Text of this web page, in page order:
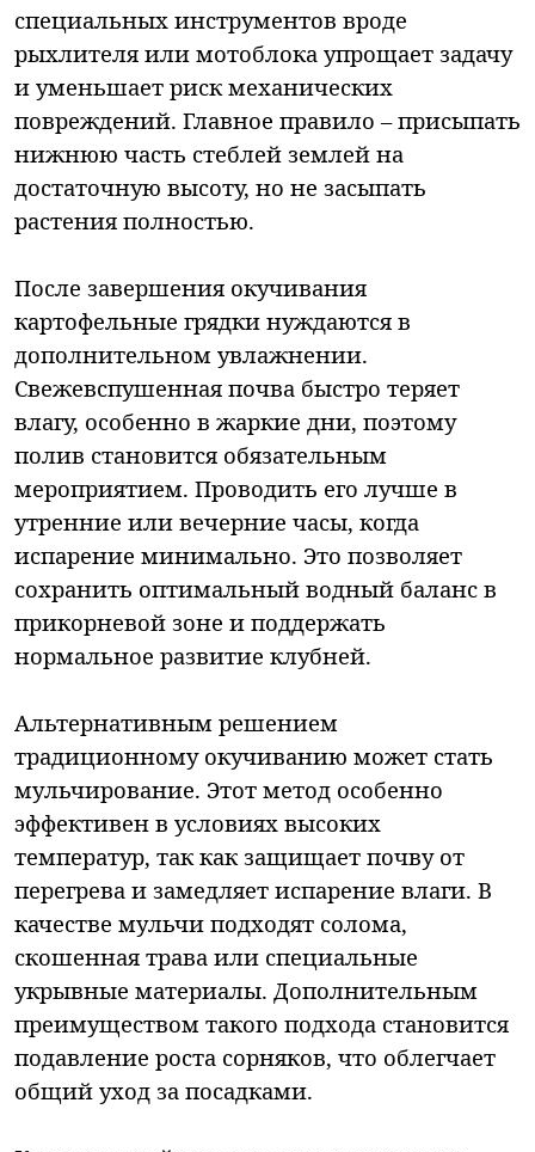
специальных инструментов вроде
рыхлителя или мотоблока упрощает задачу
и уменьшает риск механических
повреждений. Главное правило – присыпать
нижнюю часть стеблей землей на
достаточную высоту, но не засыпать
растения полностью.
После завершения окучивания
картофельные грядки нуждаются в
дополнительном увлажнении.
Свежевспушенная почва быстро теряет
влагу, особенно в жаркие дни, поэтому
полив становится обязательным
мероприятием. Проводить его лучше в
утренние или вечерние часы, когда
испарение минимально. Это позволяет
сохранить оптимальный водный баланс в
прикорневой зоне и поддержать
нормальное развитие клубней.
Альтернативным решением
традиционному окучиванию может стать
мульчирование. Этот метод особенно
эффективен в условиях высоких
температур, так как защищает почву от
перегрева и замедляет испарение влаги. В
качестве мульчи подходят солома,
скошенная трава или специальные
укрывные материалы. Дополнительным
преимуществом такого подхода становится
подавление роста сорняков, что облегчает
общий уход за посадками.